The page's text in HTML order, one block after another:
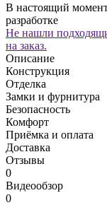
В настоящий
разработке
Не нашли
на заказ.
Описание
Конструкция
Отделка
Замки и фурнитура
Безопасность
Комфорт
Приёмка и оплата
Доставка
Отзывы
0
Видеообзор
0